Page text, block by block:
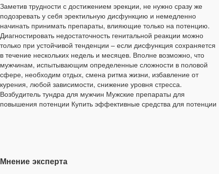
Заметив трудности с достижением эрекции, не нужно сразу же
подозревать у себя эректильную дисфункцию и немедленно
начинать принимать препараты, влияющие только на потенцию.
Диагностировать недостаточность генитальной реакции можно
только при устойчивой тенденции – если дисфункция сохраняется
в течение нескольких недель и месяцев. Вполне возможно, что
мужчинам, испытывающим определенные сложности в половой
сфере, необходим отдых, смена ритма жизни, избавление от
курения, любой зависимости, снижение уровня стресса.
Возбудитель тундра для мужчин Мужские препараты для
повышения потенции Купить эффективные средства для потенции
Мнение эксперта